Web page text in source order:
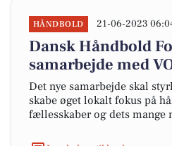
HÅNDBOLD 21-06-2023
Dansk Håndbold
samarbejde med
Det nye samarbejde skal
skabe øget lokalt fokus på
fællesskaber og dets mange